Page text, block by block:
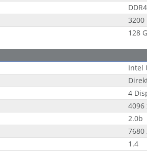
DDR4
3200
128
Intel
4
4096
2.0b
7680
1.4